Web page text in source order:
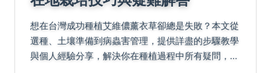
想在台灣成功種植艾維儂薰衣草卻總是失敗？本文從
選種、土壤準備到病蟲害管理，提供詳盡的步驟教學
與個人經驗分享，解決你在種植過程中所有疑問，讓